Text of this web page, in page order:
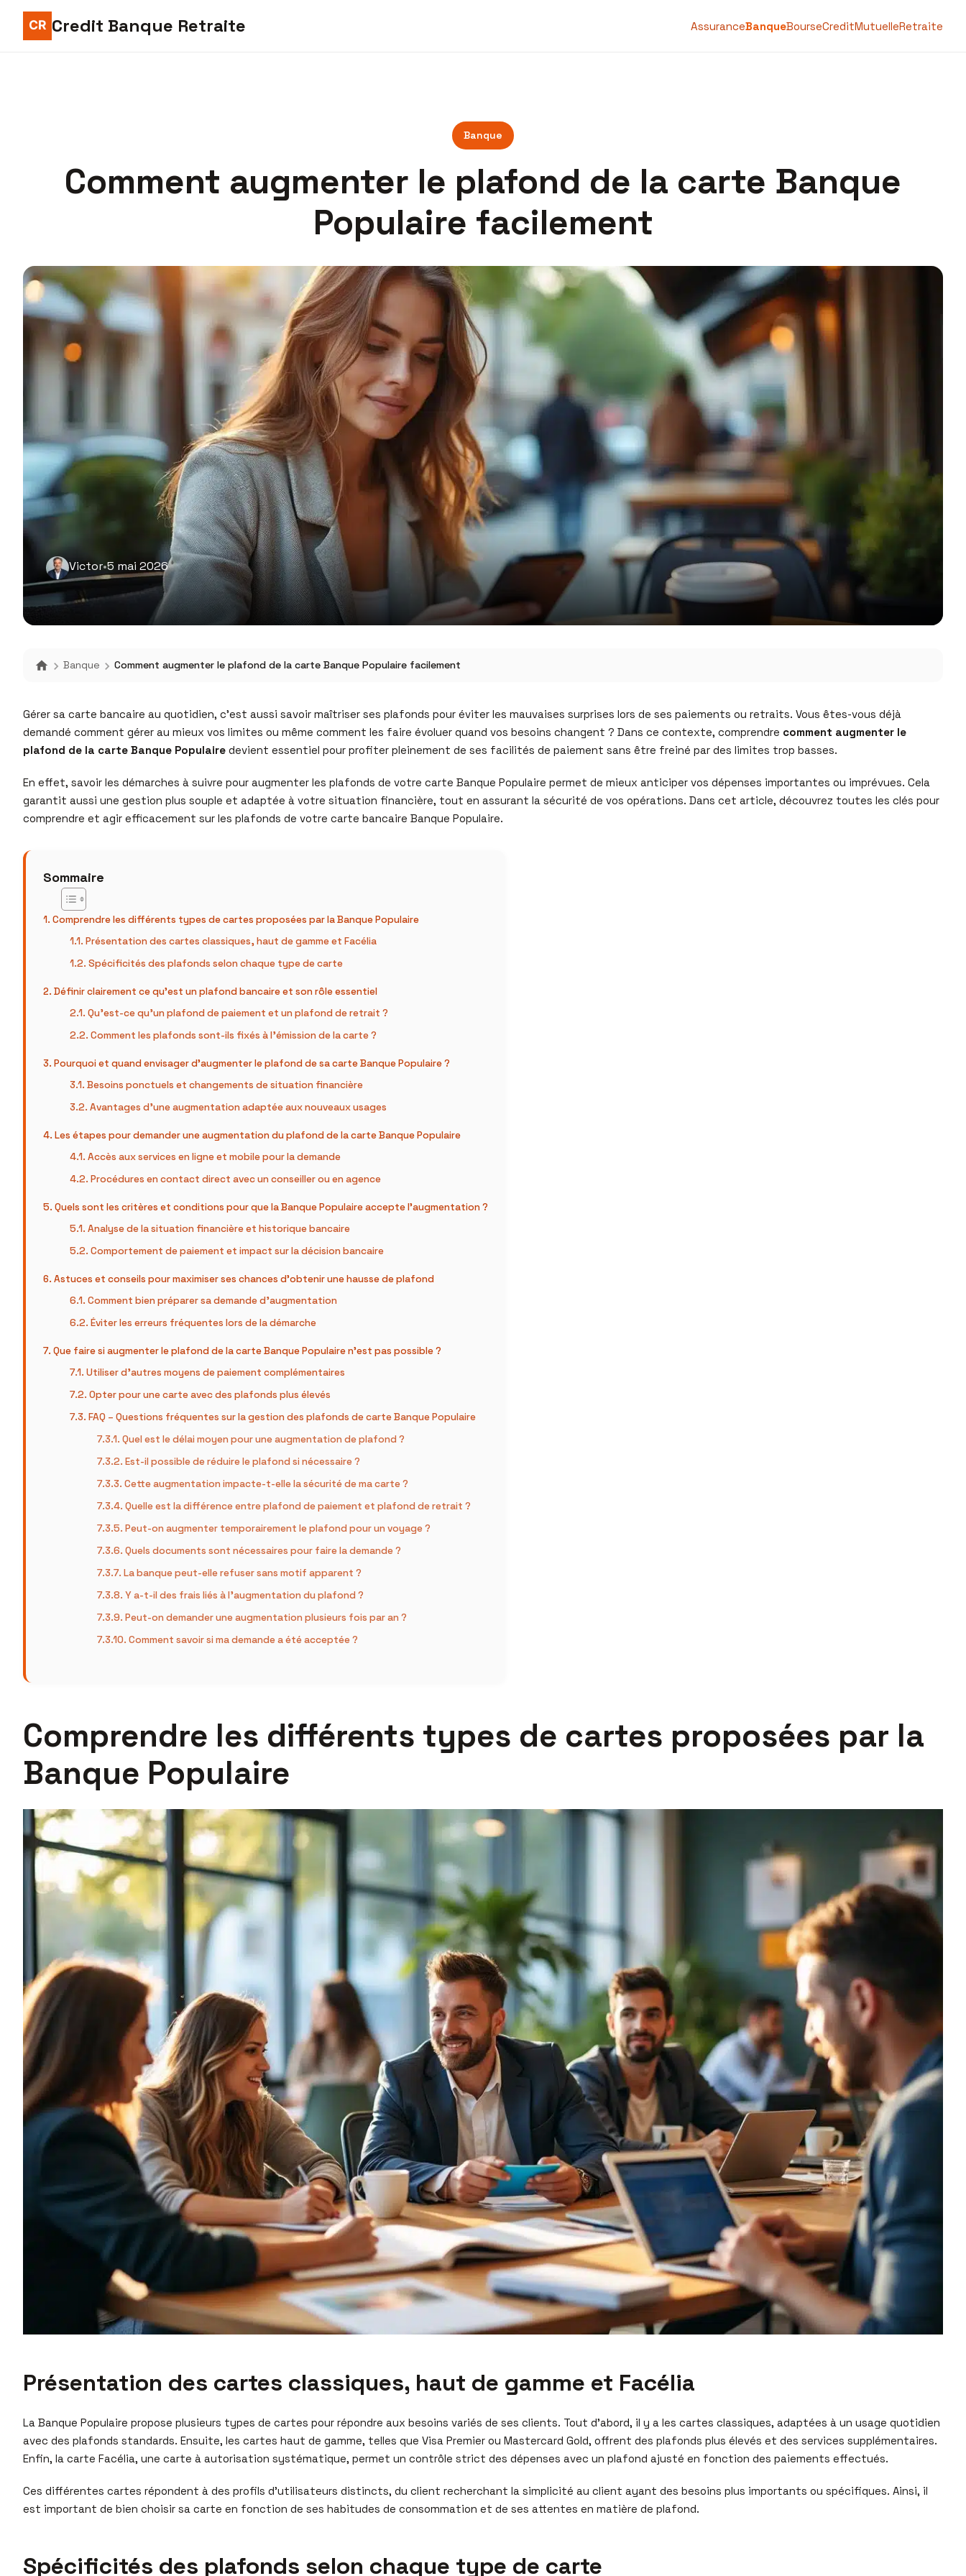
Credit Banque Retraite AssuranceBanqueBourseCreditMutuelleRetraite
Banque
Comment augmenter le plafond de la carte Banque
Populaire facilement
Victor•5 mai 2026
Banque Comment augmenter le plafond de la carte Banque Populaire facilement
Gérer sa carte bancaire au quotidien, c’est aussi savoir maîtriser ses plafonds pour éviter les mauvaises surprises lors de ses paiements ou retraits. Vous êtes-vous déjà
demandé comment gérer au mieux vos limites ou même comment les faire évoluer quand vos besoins changent ? Dans ce contexte, comprendre comment augmenter le
plafond de la carte Banque Populaire devient essentiel pour profiter pleinement de ses facilités de paiement sans être freiné par des limites trop basses.
En effet, savoir les démarches à suivre pour augmenter les plafonds de votre carte Banque Populaire permet de mieux anticiper vos dépenses importantes ou imprévues. Cela
garantit aussi une gestion plus souple et adaptée à votre situation financière, tout en assurant la sécurité de vos opérations. Dans cet article, découvrez toutes les clés pour
comprendre et agir efficacement sur les plafonds de votre carte bancaire Banque Populaire.
Sommaire
Comprendre les différents types de cartes proposées par la Banque Populaire
Présentation des cartes classiques, haut de gamme et Facélia
Spécificités des plafonds selon chaque type de carte
Définir clairement ce qu’est un plafond bancaire et son rôle essentiel
Qu’est-ce qu’un plafond de paiement et un plafond de retrait ?
Comment les plafonds sont-ils fixés à l’émission de la carte ?
Pourquoi et quand envisager d’augmenter le plafond de sa carte Banque Populaire ?
Besoins ponctuels et changements de situation financière
Avantages d’une augmentation adaptée aux nouveaux usages
Les étapes pour demander une augmentation du plafond de la carte Banque Populaire
Accès aux services en ligne et mobile pour la demande
Procédures en contact direct avec un conseiller ou en agence
Quels sont les critères et conditions pour que la Banque Populaire accepte l’augmentation ?
Analyse de la situation financière et historique bancaire
Comportement de paiement et impact sur la décision bancaire
Astuces et conseils pour maximiser ses chances d’obtenir une hausse de plafond
Comment bien préparer sa demande d’augmentation
Éviter les erreurs fréquentes lors de la démarche
Que faire si augmenter le plafond de la carte Banque Populaire n’est pas possible ?
Utiliser d’autres moyens de paiement complémentaires
Opter pour une carte avec des plafonds plus élevés
FAQ – Questions fréquentes sur la gestion des plafonds de carte Banque Populaire
Quel est le délai moyen pour une augmentation de plafond ?
Est-il possible de réduire le plafond si nécessaire ?
Cette augmentation impacte-t-elle la sécurité de ma carte ?
Quelle est la différence entre plafond de paiement et plafond de retrait ?
Peut-on augmenter temporairement le plafond pour un voyage ?
Quels documents sont nécessaires pour faire la demande ?
La banque peut-elle refuser sans motif apparent ?
Y a-t-il des frais liés à l’augmentation du plafond ?
Peut-on demander une augmentation plusieurs fois par an ?
Comment savoir si ma demande a été acceptée ?
Comprendre les différents types de cartes proposées par la
Banque Populaire
Présentation des cartes classiques, haut de gamme et Facélia
La Banque Populaire propose plusieurs types de cartes pour répondre aux besoins variés de ses clients. Tout d’abord, il y a les cartes classiques, adaptées à un usage quotidien
avec des plafonds standards. Ensuite, les cartes haut de gamme, telles que Visa Premier ou Mastercard Gold, offrent des plafonds plus élevés et des services supplémentaires.
Enfin, la carte Facélia, une carte à autorisation systématique, permet un contrôle strict des dépenses avec un plafond ajusté en fonction des paiements effectués.
Ces différentes cartes répondent à des profils d’utilisateurs distincts, du client recherchant la simplicité au client ayant des besoins plus importants ou spécifiques. Ainsi, il
est important de bien choisir sa carte en fonction de ses habitudes de consommation et de ses attentes en matière de plafond.
Spécificités des plafonds selon chaque type de carte